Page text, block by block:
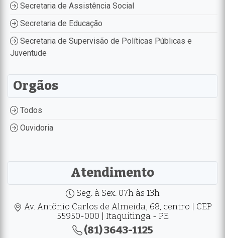
Secretaria de Assistência Social
Secretaria de Educação
Secretaria de Supervisão de Políticas Públicas e
Juventude
Orgãos
Todos
Ouvidoria
Atendimento
Seg. à Sex. 07h às 13h
Av. Antônio Carlos de Almeida, 68, centro | CEP
55950-000 | Itaquitinga - PE
(81) 3643-1125